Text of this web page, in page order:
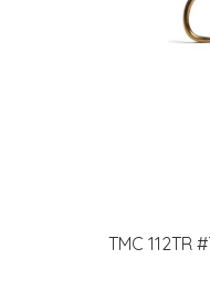
TMC 112TR